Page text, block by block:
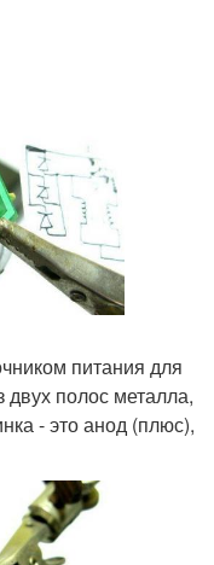
питания для
двух полос металла,
- это анод (плюс),